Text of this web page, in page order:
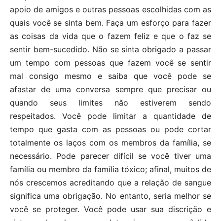
apoio de amigos e outras pessoas escolhidas com as
quais você se sinta bem. Faça um esforço para fazer
as coisas da vida que o fazem feliz e que o faz se
sentir bem-sucedido. Não se sinta obrigado a passar
um tempo com pessoas que fazem você se sentir
mal consigo mesmo e saiba que você pode se
afastar de uma conversa sempre que precisar ou
quando seus limites não estiverem sendo
respeitados. Você pode limitar a quantidade de
tempo que gasta com as pessoas ou pode cortar
totalmente os laços com os membros da família, se
necessário. Pode parecer difícil se você tiver uma
família ou membro da família tóxico; afinal, muitos de
nós crescemos acreditando que a relação de sangue
significa uma obrigação. No entanto, seria melhor se
você se proteger. Você pode usar sua discrição e